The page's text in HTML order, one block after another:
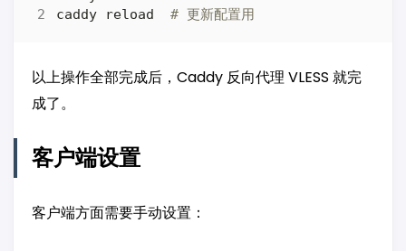
caddy reload # 更新配置用
以上操作全部完成后，Caddy 反向代理 VLESS 就完
成了。
客户端设置
客户端方面需要手动设置：